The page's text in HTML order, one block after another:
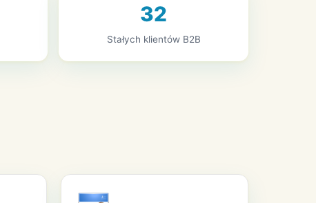
32
Stałych klientów B2B